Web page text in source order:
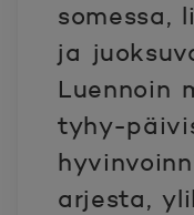
somessa,
ja
Luennoin
tyhy-
arjesta,